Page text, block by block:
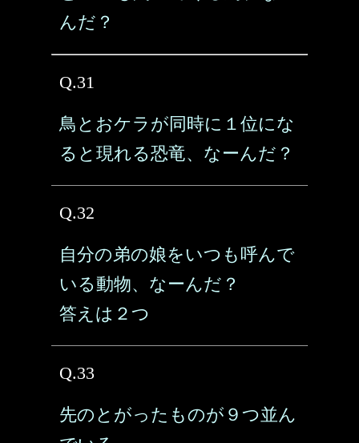
んだ？
Q.31
鳥とおケラが同時に１位にな
ると現れる恐竜、なーんだ？
Q.32
自分の弟の娘をいつも呼んで
いる動物、なーんだ？
答えは２つ
Q.33
先のとがったものが９つ並ん